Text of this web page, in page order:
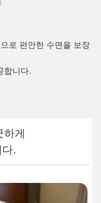
로 편안한 수면을 보장
합니다.
하게
.